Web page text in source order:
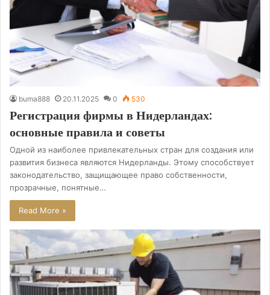
buma888 20.11.2025 0 530
Регистрация фирмы в Нидерландах:
основные правила и советы
Одной из наиболее привлекательных стран для создания или
развития бизнеса являются Нидерланды. Этому способствует
законодательство, защищающее право собственности,
прозрачные, понятные…
Read More »